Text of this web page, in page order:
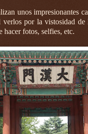
unos impresionantes
por la vistosidad
hacer fotos, selfies, etc.